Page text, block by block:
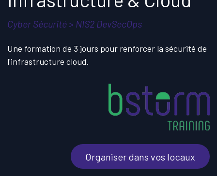
Cyber Sécurité > NIS2 DevSecOps
Une formation de 3 jours pour renforcer la sécurité de
l'infrastructure cloud.
Organiser dans vos locaux